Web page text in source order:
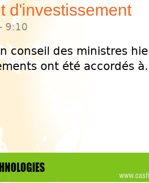
d'investissement
9:10
conseil des ministres
ont été accordés